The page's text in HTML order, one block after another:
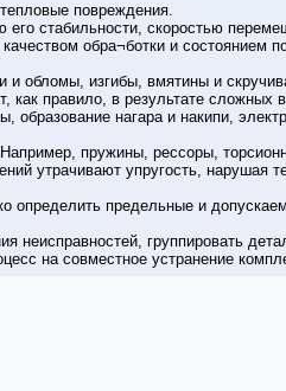
повреждения.
стабильности, скоростью
обра¬ботки и состоянием
обломы, изгибы, вмятины и
правило, в результате сложных
нагара и накипи,
пружины, рессоры,
утрачивают упругость, нарушая
определить предельные и
неисправностей, группировать
на совместное устранение